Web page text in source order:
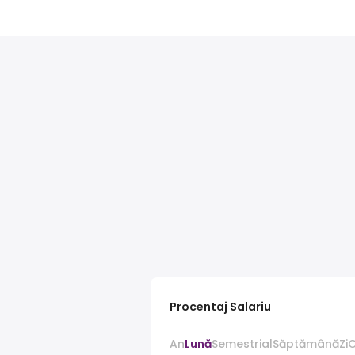
Procentaj Salariu
AnLunăSemestrialSăptămânăZi